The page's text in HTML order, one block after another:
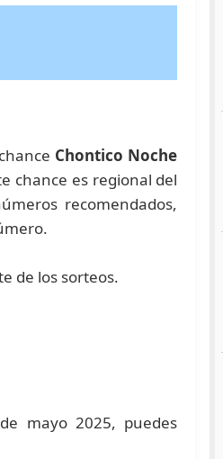
Chontico Noche
chance es regional del
recomendados,
de los sorteos.
mayo 2025, puedes